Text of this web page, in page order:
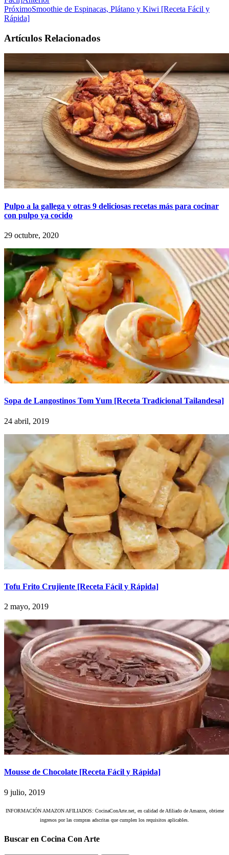
PróximoSmoothie de Espinacas, Plátano y Kiwi [Receta Fácil y
Rápida]
Artículos Relacionados
Pulpo a la gallega y otras 9 deliciosas recetas más para cocinar
con pulpo ya cocido
29 octubre, 2020
Sopa de Langostinos Tom Yum [Receta Tradicional Tailandesa]
24 abril, 2019
Tofu Frito Crujiente [Receta Fácil y Rápida]
2 mayo, 2019
Mousse de Chocolate [Receta Fácil y Rápida]
9 julio, 2019
INFORMACIÓN AMAZON AFILIADOS: CocinaConArte.net, en calidad de Afiliado de Amazon, obtiene
ingresos por las compras adscritas que cumplen los requisitos aplicables.
Buscar en Cocina Con Arte